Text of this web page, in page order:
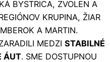
BYSTRICA, ZVOLEN A
KRUPINA, ŽIAR
A MARTIN.
MEDZI STABILNÉ
ÁUT. SME DOSTUPNOU